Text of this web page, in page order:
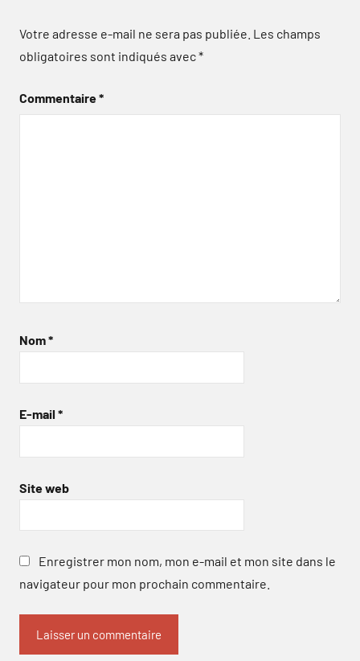
Votre adresse e-mail ne sera pas publiée. Les champs
obligatoires sont indiqués avec*
Commentaire*
Nom*
E-mail *
Site web
Enregistrer mon nom, mon e-mail et mon site dans le
navigateur pour mon prochain commentaire.